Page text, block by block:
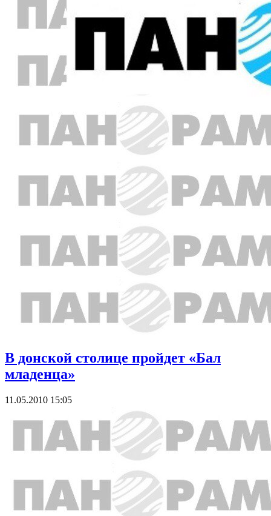
В донской столице пройдет «Бал
младенца»
11.05.2010 15:05